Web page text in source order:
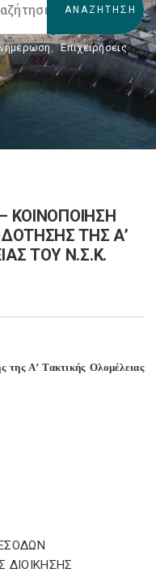
, Επιχειρήσεις
ΚΟΙΝΟΠΟΙΗΣΗ
ΤΗΣ Α’
ΤΟΥ Ν.Σ.Κ.
Α’ Τακτικής Ολομέλειας
ΔΙΟΙΚΗΣΗΣ